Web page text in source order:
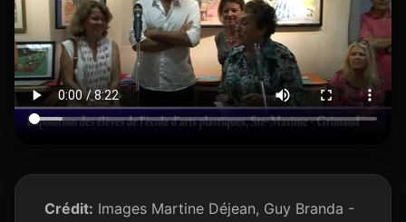
Crédit: Images Martine Déjean, Guy Branda -